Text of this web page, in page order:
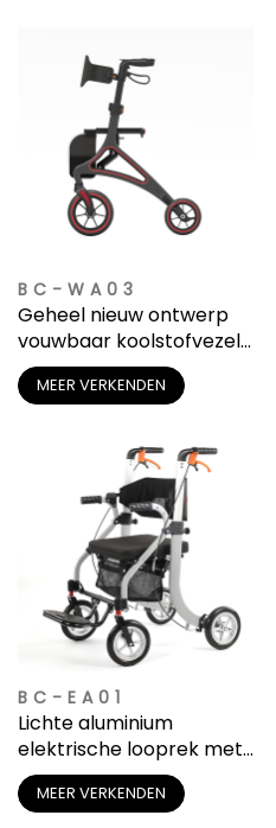
BC-WA03
Geheel nieuw ontwerp
vouwbaar koolstofvezel
looprek
MEER VERKENDEN
BC-EA01
Lichte aluminium
elektrische looprek met
zitje
MEER VERKENDEN